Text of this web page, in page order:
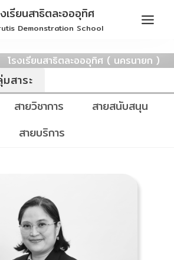
เรียนสาธิตละอออุทิศ
Demonstration School
โรงเรียนสาธิตละอออุทิศ ( นครนายก )
สาระ
สายวิชาการ
สายสนับสนุน
สายบริการ